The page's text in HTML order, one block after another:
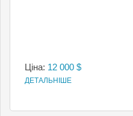
Ціна: 12 000 $
ДЕТАЛЬНІШЕ